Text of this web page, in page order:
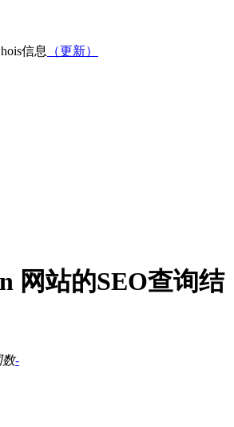
信息 （更新）
网站的SEO查询结
数-